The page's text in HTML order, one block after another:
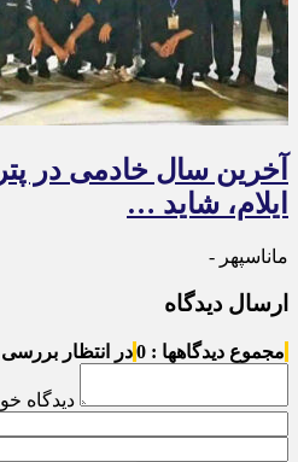
آخرین سال خادمی در
ایلام، شاید …
ماناسپهر -
ارسال دیدگاه
مجموع دیدگاهها : 0 در انتظار بررسی :
دیدگاه